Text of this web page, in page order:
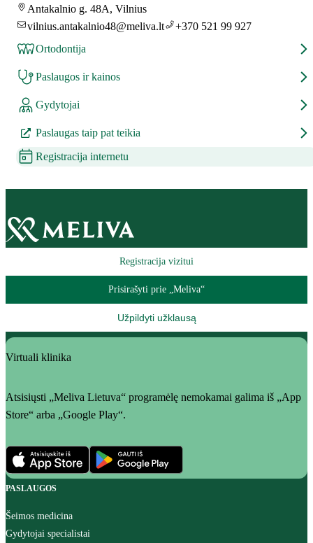
Antakalnio g. 48A, Vilnius
vilnius.antakalnio48@meliva.lt
+370 521 99 927
Ortodontija
Paslaugos ir kainos
Gydytojai
Paslaugas taip pat teikia
Registracija internetu
Registracija vizitui
Prisirašyti prie „Meliva“
Užpildyti užklausą
Virtuali klinika
Atsisiųsti „Meliva Lietuva“ programėlę nemokamai galima iš „App
Store“ arba „Google Play“.
PASLAUGOS
Šeimos medicina
Gydytojai specialistai